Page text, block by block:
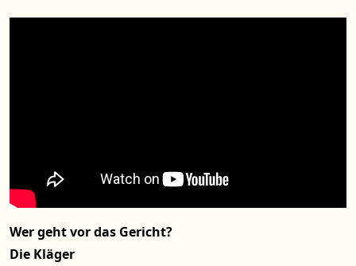
Wer geht vor das Gericht?
Die Kläger